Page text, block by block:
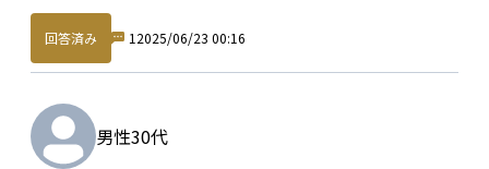
回答済み 1 2025/06/23 00:16
男性30代